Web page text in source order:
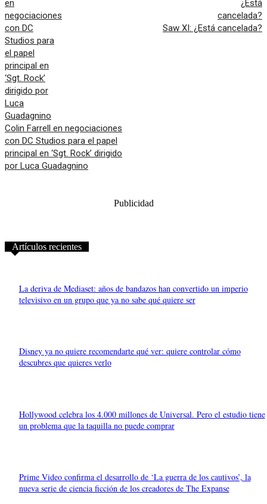
Colin Farrell en negociaciones
con DC Studios para el papel
principal en ‘Sgt. Rock’ dirigido
por Luca Guadagnino
Saw XI: ¿Está cancelada?
Publicidad
Artículos recientes
La deriva de Mediaset: años de bandazos han convertido un imperio
televisivo en un grupo que ya no sabe qué quiere ser
Disney ya no quiere recomendarte qué ver: quiere controlar cómo
descubres que quieres verlo
Hollywood celebra los 4.000 millones de Universal. Pero el estudio tiene
un problema que la taquilla no puede comprar
Prime Video confirma el desarrollo de ‘La guerra de los cautivos’, la
nueva serie de ciencia ficción de los creadores de The Expanse